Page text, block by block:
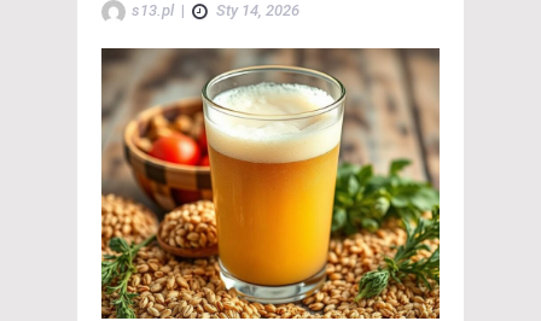
s13.pl | Sty 14, 2026